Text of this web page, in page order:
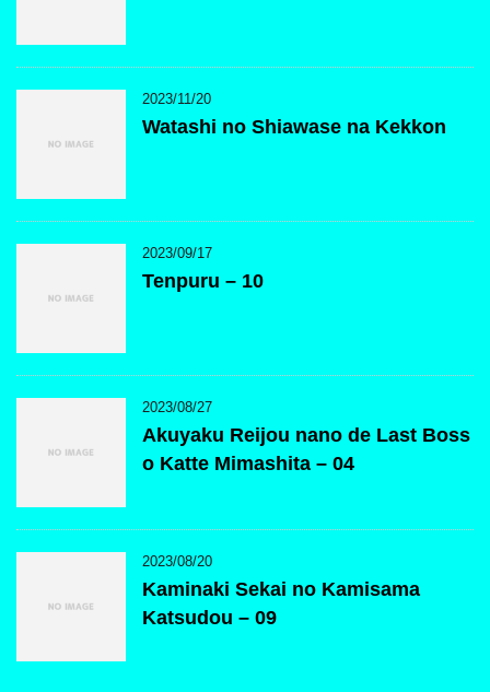
2023/11/20
Watashi no Shiawase na Kekkon
2023/09/17
Tenpuru – 10
2023/08/27
Akuyaku Reijou nano de Last Boss
o Katte Mimashita – 04
2023/08/20
Kaminaki Sekai no Kamisama
Katsudou – 09